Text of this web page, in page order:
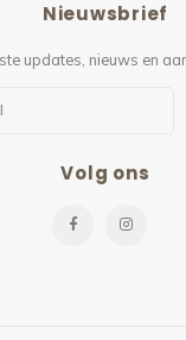
Nieuwsbrief
updates, nieuws en
Volg ons